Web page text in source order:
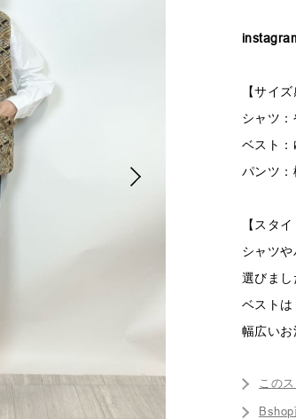
【サイズ
シャツ：
ベスト：
パンツ：
【スタ
シャツ
選びまし
ベストは
幅広い
この